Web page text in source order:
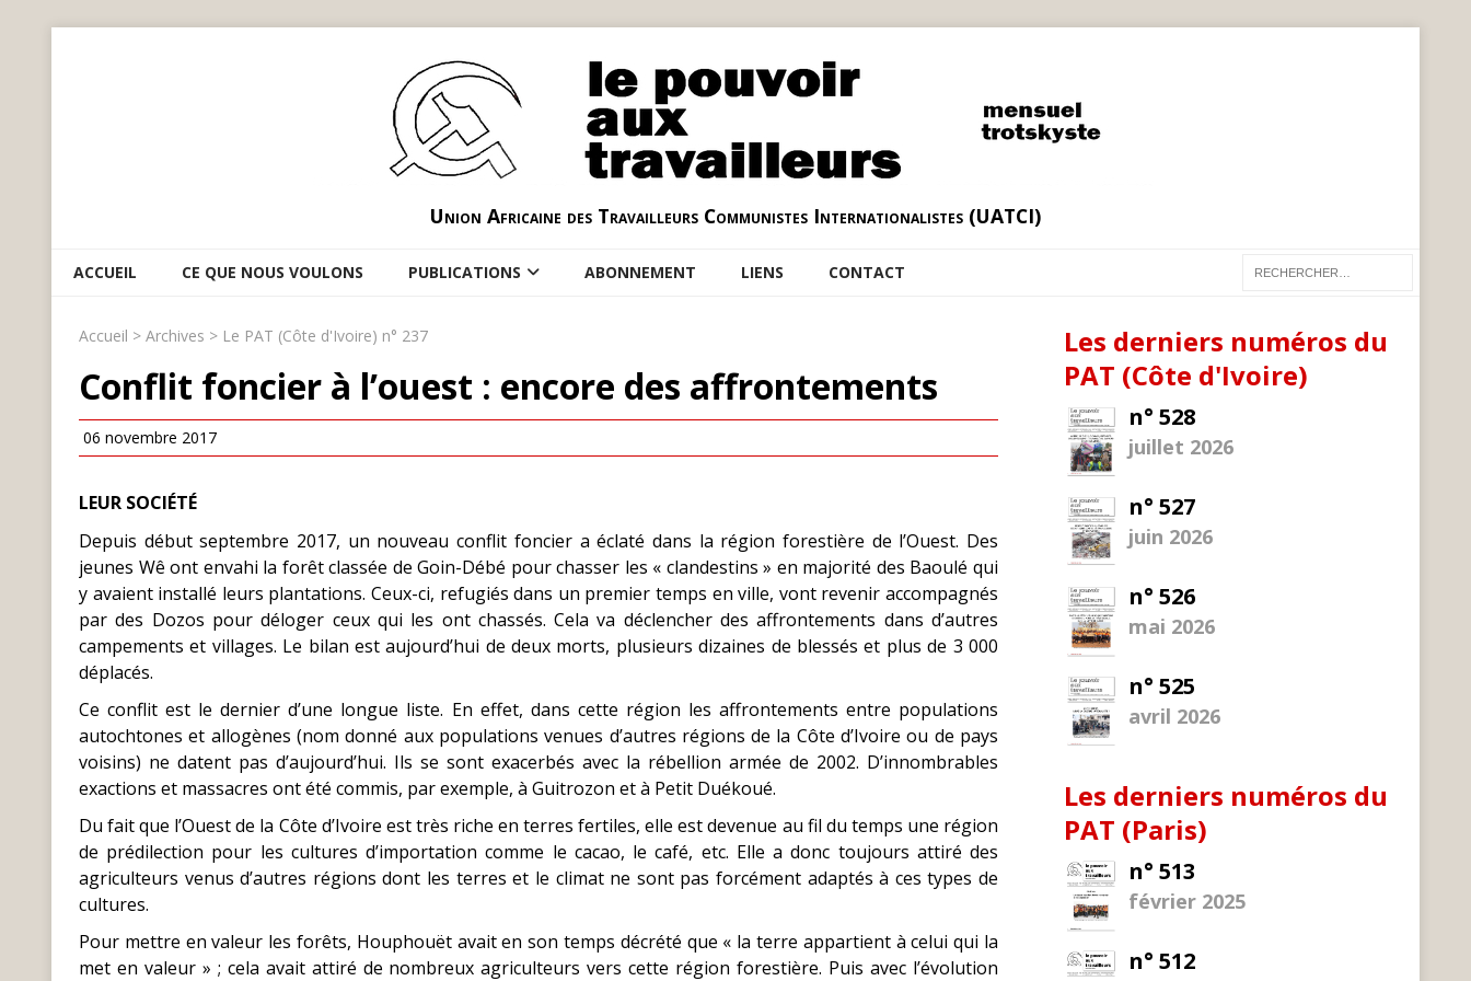
Union Africaine des Travailleurs Communistes Internationalistes (UATCI)
ACCUEIL CE QUE NOUS VOULONS PUBLICATIONS ABONNEMENT LIENS CONTACT
Accueil > Archives > Le PAT (Côte d'Ivoire) n° 237
Conflit foncier à l’ouest : encore des affrontements
06 novembre 2017
LEUR SOCIÉTÉ
Depuis début septembre 2017, un nouveau conflit foncier a éclaté dans la région forestière de l’Ouest. Des
jeunes Wê ont envahi la forêt classée de Goin-Débé pour chasser les « clandestins » en majorité des Baoulé qui
y avaient installé leurs plantations. Ceux-ci, refugiés dans un premier temps en ville, vont revenir accompagnés
par des Dozos pour déloger ceux qui les ont chassés. Cela va déclencher des affrontements dans d’autres
campements et villages. Le bilan est aujourd’hui de deux morts, plusieurs dizaines de blessés et plus de 3 000
déplacés.
Ce conflit est le dernier d’une longue liste. En effet, dans cette région les affrontements entre populations
autochtones et allogènes (nom donné aux populations venues d’autres régions de la Côte d’Ivoire ou de pays
voisins) ne datent pas d’aujourd’hui. Ils se sont exacerbés avec la rébellion armée de 2002. D’innombrables
exactions et massacres ont été commis, par exemple, à Guitrozon et à Petit Duékoué.
Du fait que l’Ouest de la Côte d’Ivoire est très riche en terres fertiles, elle est devenue au fil du temps une région
de prédilection pour les cultures d’importation comme le cacao, le café, etc. Elle a donc toujours attiré des
agriculteurs venus d’autres régions dont les terres et le climat ne sont pas forcément adaptés à ces types de
cultures.
Pour mettre en valeur les forêts, Houphouët avait en son temps décrété que « la terre appartient à celui qui la
met en valeur » ; cela avait attiré de nombreux agriculteurs vers cette région forestière. Puis avec l’évolution
Les derniers numéros du
PAT (Côte d'Ivoire)
n° 528
juillet 2026
n° 527
juin 2026
n° 526
mai 2026
n° 525
avril 2026
Les derniers numéros du
PAT (Paris)
n° 513
février 2025
n° 512